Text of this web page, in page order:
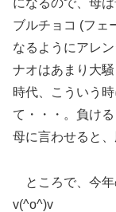
になるので、母
ブルチョコ (フェ
なるようにアレ
ナオはあまり大
時代、こういう
て・・・。負け
母に言わせると
ところで、今
v(^o^)v